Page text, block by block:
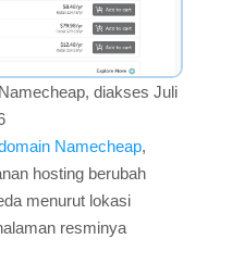
diakses Juli
Namecheap,
hosting berubah
menurut lokasi
resminya